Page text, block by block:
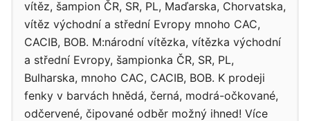
vítěz, šampion ČR, SR, PL, Maďarska, Chorvatska,
vítěz východní a střední Evropy mnoho CAC,
CACIB, BOB. M:národní vítězka, vítězka východní
a střední Evropy, šampionka ČR, SR, PL,
Bulharska, mnoho CAC, CACIB, BOB. K prodeji
fenky v barvách hnědá, černá, modrá-očkované,
odčervené, čipované odběr možný ihned! Více